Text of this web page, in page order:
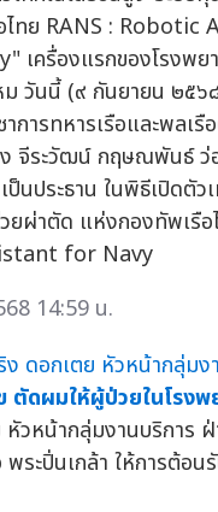
ไทย RANS :
เครื่องแรกของโรงพย
ม วันนี้ (๙ กันยายน ๒๕๖
การทหารเรือและพลเ
จีระวัฒน์ กฤษณพันธ์ ว่
ป็นประธาน ในพิธีเปิดตัว
ยผ่าตัด แห่งกองทัพเรือ
for Navy
14:59 น.
ตัดผมให้ผู้ป่วยในโรงพ
หัวหน้ากลุ่มงานบริการ
ระปิ่นเกล้า ให้การต้อน